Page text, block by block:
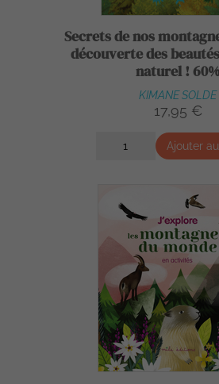
Secrets de nos
découverte des
naturel ! 60%
KIMANE SOLDE
17,95 €
Ajouter